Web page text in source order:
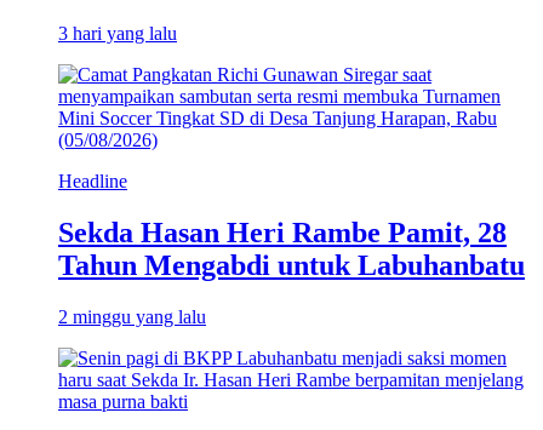
3 hari yang lalu
Headline
Sekda Hasan Heri Rambe Pamit, 28
Tahun Mengabdi untuk Labuhanbatu
2 minggu yang lalu